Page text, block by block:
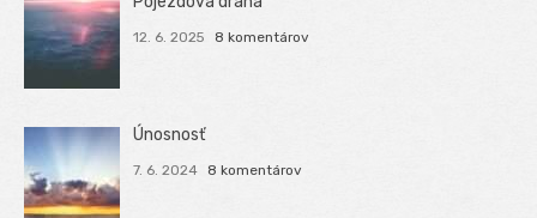
12. 6. 2025 8 komentárov
Únosnosť
7. 6. 2024 8 komentárov